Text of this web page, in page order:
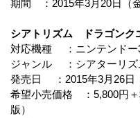
期間 ：2015年3月20日（
シアトリズム ドラゴンク
対応機種 ：ニンテンドー
ジャンル ：シアターリズ
発売日 ：2015年3月26日
希望小売価格 ：5,800円＋
版）